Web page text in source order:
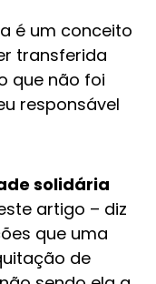
é um conceito
transferida
que não foi
responsável
solidária
artigo – diz
que uma
de